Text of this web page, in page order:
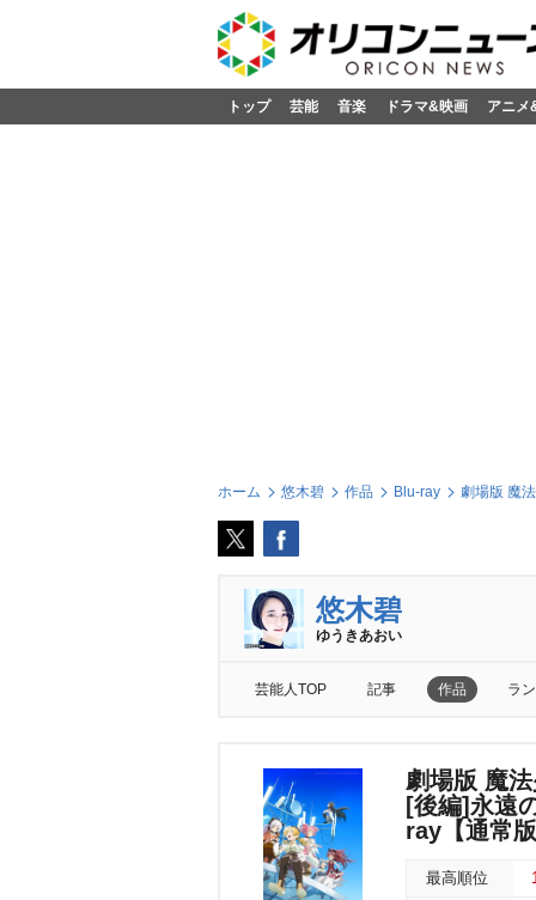
トップ 芸能 音楽 ドラマ&映画 アニメ
ホーム 悠木碧 作品 Blu-ray 劇場版 魔
悠木碧
ゆうきあおい
芸能人TOP 記事 作品 ラ
劇場版 魔
[後編]永遠
ray【通常
最高順位